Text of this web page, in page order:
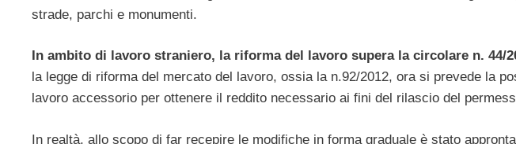
strade, parchi e monumenti.
In ambito di lavoro straniero, la riforma del lavoro supera la circolare n. 44/
la legge di riforma del mercato del lavoro, ossia la n.92/2012, ora si prevede la
lavoro accessorio per ottenere il reddito necessario ai fini del rilascio del
In realtà, allo scopo di far recepire le modifiche in forma graduale è stato